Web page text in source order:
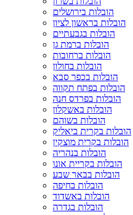
הובלות בירושלים
הובלות בראשון לציון
הובלות בגבעתיים
הובלות ברמת גן
הובלות ברחובות
הובלות בחולון
הובלות בכפר סבא
הובלות בפתח תקווה
הובלות בפרדס חנה
הובלות באשקלון
הובלות בשוהם
הובלות בקרית ביאליק
הובלות בקרית מוצקין
הובלות בנהריה
הובלות בקריית אונו
הובלות בבאר שבע
הובלות בחיפה
הובלות באשדוד
הובלות בגדרה